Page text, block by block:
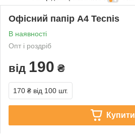
Офісний папір А4 Tecnis
В наявності
Опт і роздріб
від 190 ₴
170 ₴ від 100 шт.
Купити